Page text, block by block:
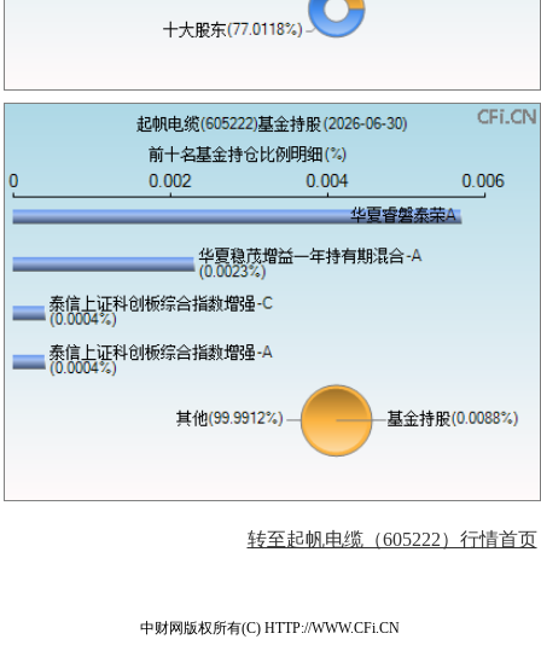
转至起帆电缆（605222）行情首页
中财网版权所有(C) HTTP://WWW.CFi.CN